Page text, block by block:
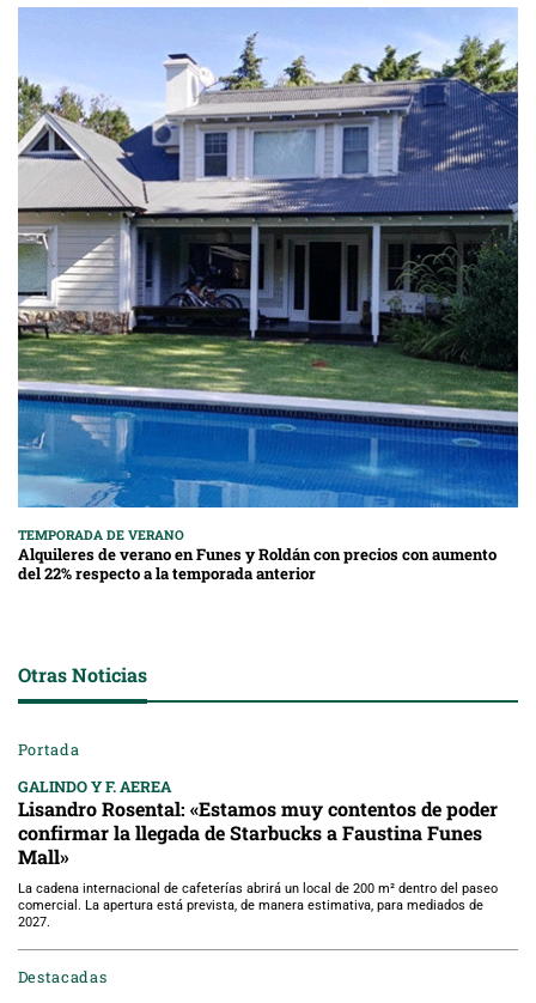
TEMPORADA DE VERANO
Alquileres de verano en Funes y Roldán con precios con aumento
del 22% respecto a la temporada anterior
Otras Noticias
Portada
GALINDO Y F. AEREA
Lisandro Rosental: «Estamos muy contentos de poder
confirmar la llegada de Starbucks a Faustina Funes
Mall»
La cadena internacional de cafeterías abrirá un local de 200 m² dentro del paseo
comercial. La apertura está prevista, de manera estimativa, para mediados de
2027.
Destacadas